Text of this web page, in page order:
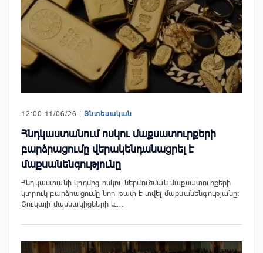
12:00 11/06/26 | Տնտեսական
Հնդկաստանում ոսկու մաքսատուրքերի
բարձրացումը վերակենդանացրել է
մաքսանենգությունը
Հնդկաստանի կողմից ոսկու ներմուծման մաքսատուրքերի
կտրուկ բարձրացումը նոր թափ է տվել մաքսանենգությանը։
Շուկայի մասնակիցների և…